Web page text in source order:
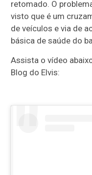
retomado. O
visto que é um
de veículos e via de
básica de saúde do
Assista o vídeo
Blog do Elvis: